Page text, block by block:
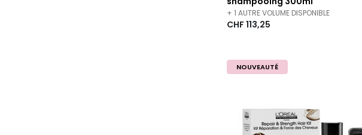
+ 1 AUTRE VOLUME DISPONIBLE
CHF 113,25
NOUVEAUTÉ